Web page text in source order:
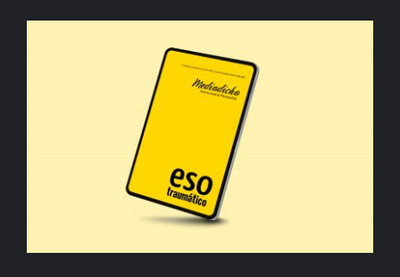
AÑADIR AL CARRITO /